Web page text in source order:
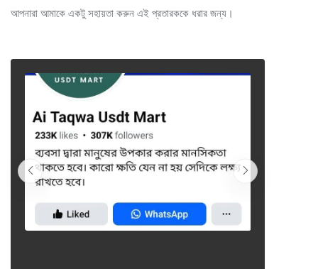
আপনারা আমাকে একটু সহায়তা করুন এই প্রতারককে ধরার জন্য।